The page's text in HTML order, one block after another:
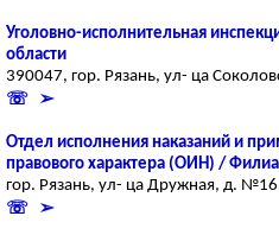
Уголовно-исполнительная
области
390047, гор. Рязань, ул- ца
☏ ➢
Отдел исполнения наказаний и
правового характера (ОИН) /
гор. Рязань, ул- ца Дружная, д.
☏ ➢